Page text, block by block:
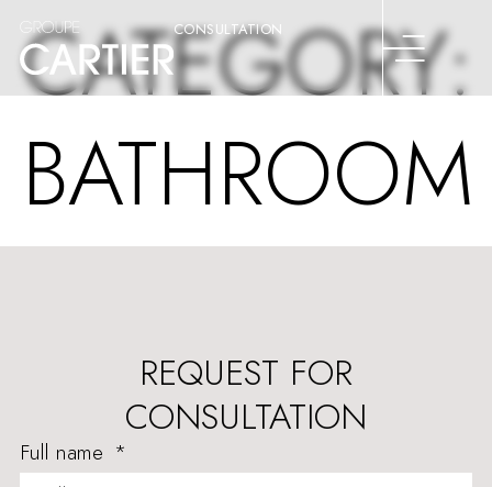
CONSULTATION
CATEGORY:
BATHROOM
REQUEST FOR
CONSULTATION
Full name